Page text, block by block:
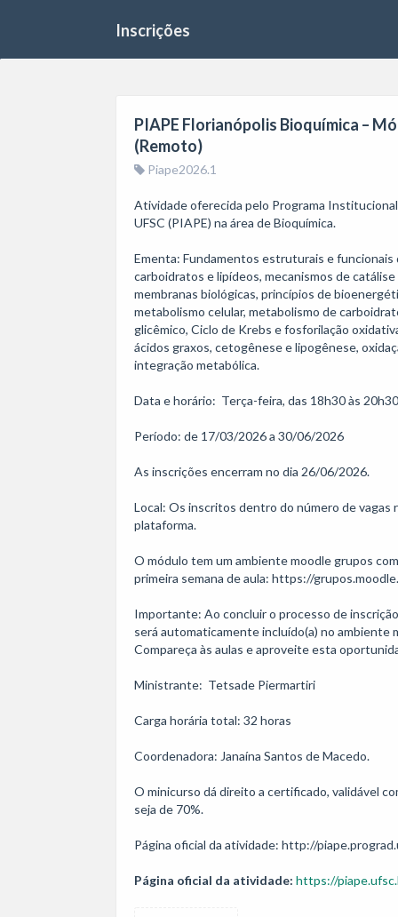
Inscrições
PIAPE Florianópolis Bioquímica –
(Remoto)
Piape2026.1
Atividade oferecida pelo Programa
UFSC (PIAPE) na área de Bioquímica.
Ementa: Fundamentos estruturais e funcionais
carboidratos e lipídeos, mecanismos de
membranas biológicas, princípios de
metabolismo celular, metabolismo de
glicêmico, Ciclo de Krebs e fosforilação
ácidos graxos, cetogênese e lipogênese,
integração metabólica.
Data e horário:  Terça-feira, das 18h30 às 20h30
Período: de 17/03/2026 a 30/06/2026
As inscrições encerram no dia 26/06/2026.
Local: Os inscritos dentro do número de vagas
plataforma.
O módulo tem um ambiente moodle grupos
primeira semana de aula: https://
Importante: Ao concluir o processo de
será automaticamente incluído(a) no ambiente
Compareça às aulas e aproveite esta
Ministrante:  Tetsade Piermartiri
Carga horária total: 32 horas
Coordenadora: Janaína Santos de Macedo.
O minicurso dá direito a certificado, validável
seja de 70%.
Página oficial da atividade: https://